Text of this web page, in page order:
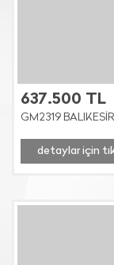
637.500 TL
GM2319
detaylar için